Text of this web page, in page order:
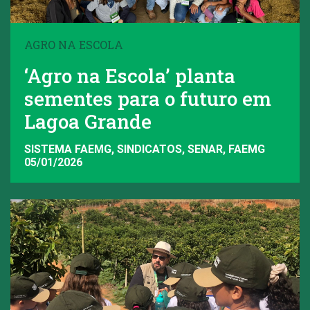
AGRO NA ESCOLA
‘Agro na Escola’ planta
sementes para o futuro em
Lagoa Grande
SISTEMA FAEMG, SINDICATOS, SENAR, FAEMG
05/01/2026